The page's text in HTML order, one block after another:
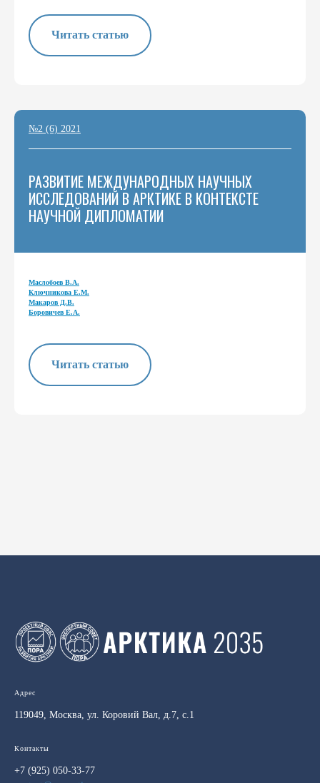
Читать статью
№2 (6) 2021
РАЗВИТИЕ МЕЖДУНАРОДНЫХ НАУЧНЫХ
ИССЛЕДОВАНИЙ В АРКТИКЕ В КОНТЕКСТЕ
НАУЧНОЙ ДИПЛОМАТИИ
Маслобоев В.А.
Ключникова Е.М.
Макаров Д.В.
Боровичев Е.А.
Читать статью
Адрес
119049, Москва, ул. Коровий Вал, д.7, с.1
Контакты
+7 (925) 050-33-77